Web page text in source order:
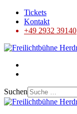
Tickets
Kontakt
+49 2932 39140
Suchen